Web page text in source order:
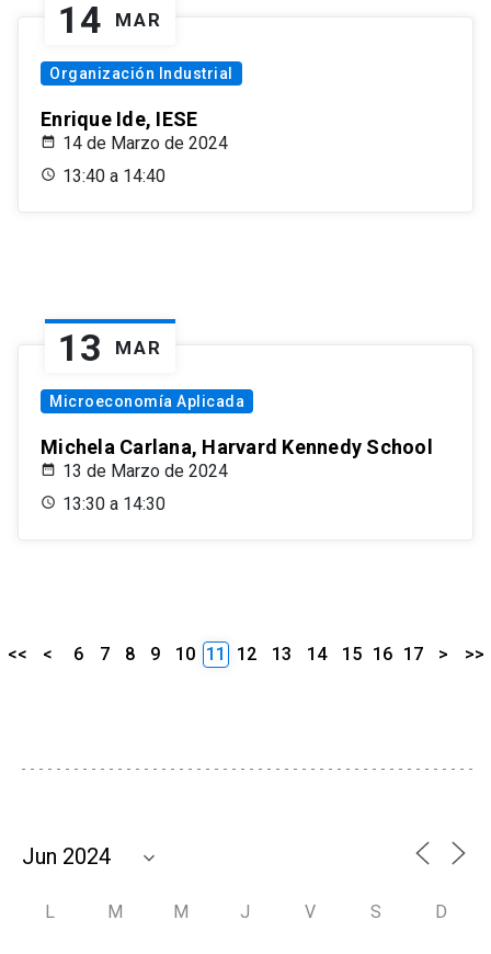
14 MAR
Organización Industrial
Enrique Ide, IESE
14 de Marzo de 2024
13:40 a 14:40
13 MAR
Microeconomía Aplicada
Michela Carlana, Harvard Kennedy School
13 de Marzo de 2024
13:30 a 14:30
<< < 6 7 8 9 10 11 12 13 14 15 16 17 > >>
L M M J V S D